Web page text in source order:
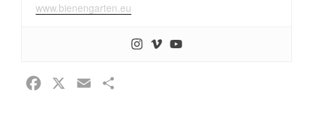
www.bienengarten.eu